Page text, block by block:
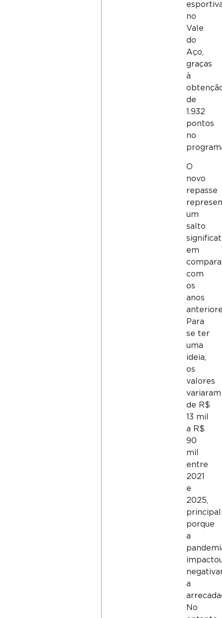
no
Vale
do
Aço,
graças
à
de
1.932
pontos
no
O
novo
repasse
um
salto
em
com
os
anos
Para
se ter
uma
ideia,
os
valores
variaram
de R$
13 mil
a R$
90
mil
entre
2021
e
2025,
porque
a
a
No